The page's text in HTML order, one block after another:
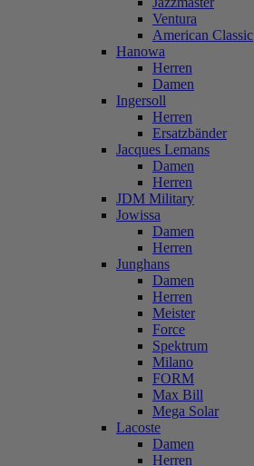
Ventura
American Classic
Hanowa
Herren
Damen
Ingersoll
Herren
Ersatzbänder
Jacques Lemans
Damen
Herren
JDM Military
Jowissa
Damen
Herren
Junghans
Damen
Herren
Meister
Force
Spektrum
Milano
FORM
Max Bill
Mega Solar
Lacoste
Damen
Herren